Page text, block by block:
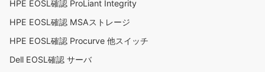
HPE EOSL確認 ProLiant Integrity
HPE EOSL確認 MSAストレージ
HPE EOSL確認 Procurve 他スイッチ
Dell EOSL確認 サーバ